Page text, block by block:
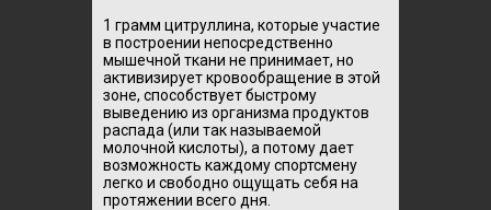
1 грамм цитруллина, которые участие
в построении непосредственно
мышечной ткани не принимает, но
активизирует кровообращение в этой
зоне, способствует быстрому
выведению из организма продуктов
распада (или так называемой
молочной кислоты), а потому дает
возможность каждому спортсмену
легко и свободно ощущать себя на
протяжении всего дня.